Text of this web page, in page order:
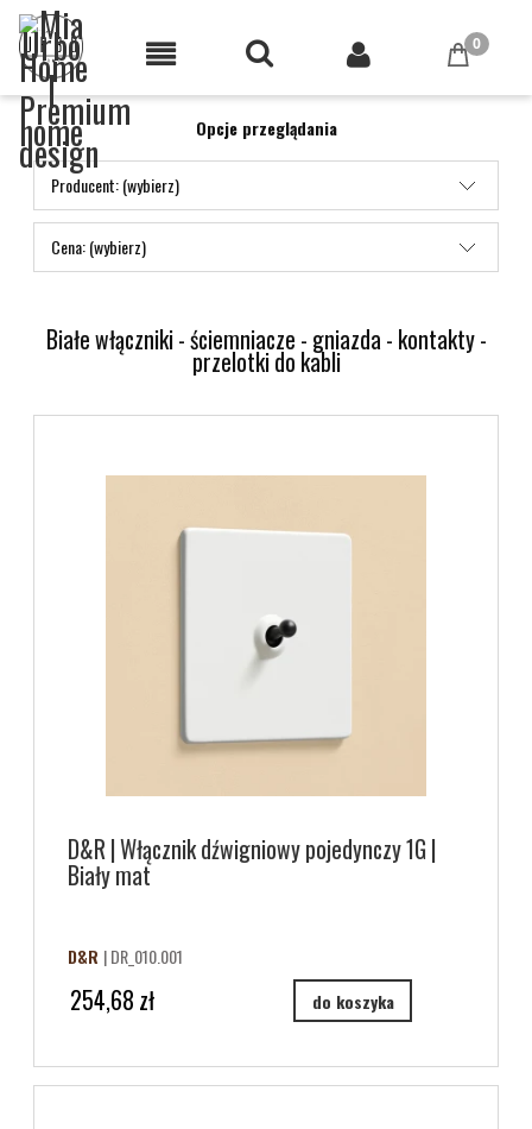
Opcje przeglądania
Producent: (wybierz)
Cena: (wybierz)
Białe włączniki - ściemniacze - gniazda - kontakty -
przelotki do kabli
D&R | Włącznik dźwigniowy pojedynczy 1G |
Biały mat
D&R | DR_010.001
254,68 zł do koszyka